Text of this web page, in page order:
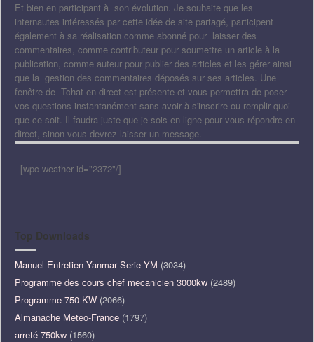
Et bien en participant à son évolution. Je souhaite que les
internautes intéressés par cette idée de site partagé, participent
également à sa réalisation comme abonné pour laisser des
commentaires, comme contributeur pour soumettre un article à la
publication, comme auteur pour publier des articles et les gérer ainsi
que la gestion des commentaires déposés sur ses articles. Une
fenêtre de Tchat en direct est présente et vous permettra de poser
vos questions instantanément sans avoir à s'inscrire ou remplir quoi
que ce soit. Il faudra juste que je sois en ligne pour vous répondre en
direct, sinon vous devrez laisser un message.
[wpc-weather id="2372"/]
Top Downloads
Manuel Entretien Yanmar Serie YM (3034)
Programme des cours chef mecanicien 3000kw (2489)
Programme 750 KW (2066)
Almanache Meteo-France (1797)
arreté 750kw (1560)